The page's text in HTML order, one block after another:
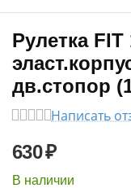
Рулетка
дв.стопор
Написать
630₽
В наличии